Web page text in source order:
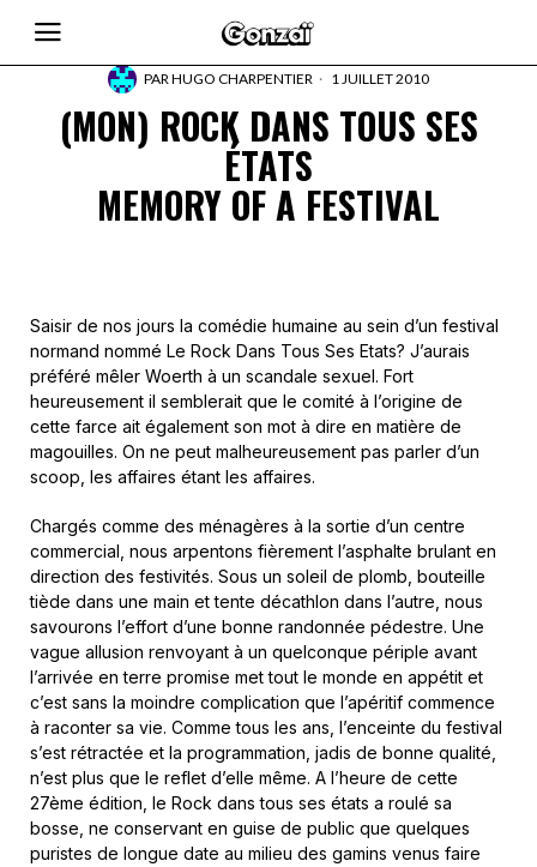
PARHUGO CHARPENTIER 1 JUILLET 2010
(MON) ROCK DANS TOUS SES
ÉTATS
MEMORY OF A FESTIVAL
Saisir de nos jours la comédie humaine au sein d’un festival
normand nommé Le Rock Dans Tous Ses Etats? J’aurais
préféré mêler Woerth à un scandale sexuel. Fort
heureusement il semblerait que le comité à l’origine de
cette farce ait également son mot à dire en matière de
magouilles. On ne peut malheureusement pas parler d’un
scoop, les affaires étant les affaires.
Chargés comme des ménagères à la sortie d’un centre
commercial, nous arpentons fièrement l’asphalte brulant en
direction des festivités. Sous un soleil de plomb, bouteille
tiède dans une main et tente décathlon dans l’autre, nous
savourons l’effort d’une bonne randonnée pédestre. Une
vague allusion renvoyant à un quelconque périple avant
l’arrivée en terre promise met tout le monde en appétit et
c’est sans la moindre complication que l’apéritif commence
à raconter sa vie. Comme tous les ans, l’enceinte du festival
s’est rétractée et la programmation, jadis de bonne qualité,
n’est plus que le reflet d’elle même. A l’heure de cette
27ème édition, le Rock dans tous ses états a roulé sa
bosse, ne conservant en guise de public que quelques
puristes de longue date au milieu des gamins venus faire